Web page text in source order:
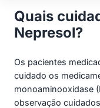
Quais
Nepresol?
Os pacientes
cuidado os
monoaminooxidase
observação